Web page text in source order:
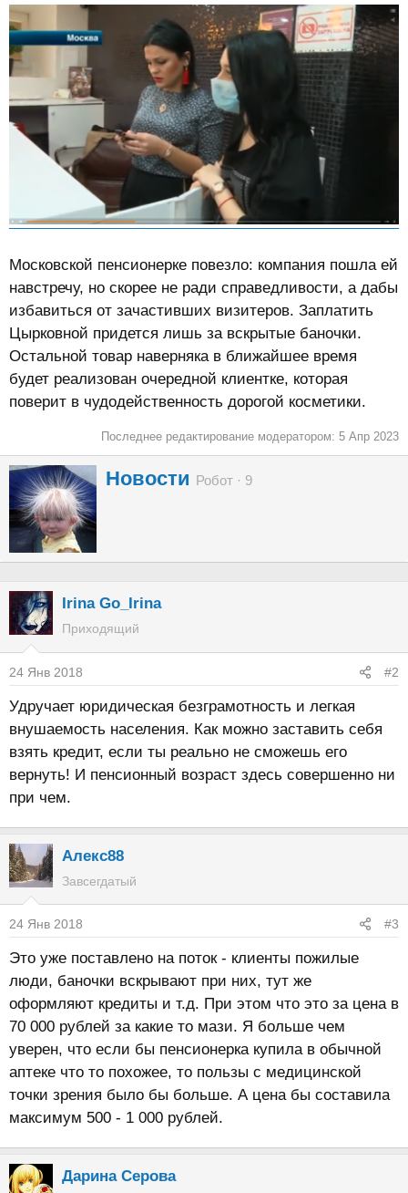
Московской пенсионерке повезло: компания пошла ей
навстречу, но скорее не ради справедливости, а дабы
избавиться от зачастивших визитеров. Заплатить
Цырковной придется лишь за вскрытые баночки.
Остальной товар наверняка в ближайшее время
будет реализован очередной клиентке, которая
поверит в чудодейственность дорогой косметики.
Последнее редактирование модератором: 5 Апр 2023
А
р
Новости Робот · 9
Irina Go_Irina
Приходящий
24 Янв 2018 #2
Удручает юридическая безграмотность и легкая
внушаемость населения. Как можно заставить себя
взять кредит, если ты реально не сможешь его
вернуть! И пенсионный возраст здесь совершенно ни
при чем.
Алекс88
Завсегдатый
24 Янв 2018 #3
Это уже поставлено на поток - клиенты пожилые
люди, баночки вскрывают при них, тут же
оформляют кредиты и т.д. При этом что это за цена в
70 000 рублей за какие то мази. Я больше чем
уверен, что если бы пенсионерка купила в обычной
аптеке что то похожее, то пользы с медицинской
точки зрения было бы больше. А цена бы составила
максимум 500 - 1 000 рублей.
Дарина Серова